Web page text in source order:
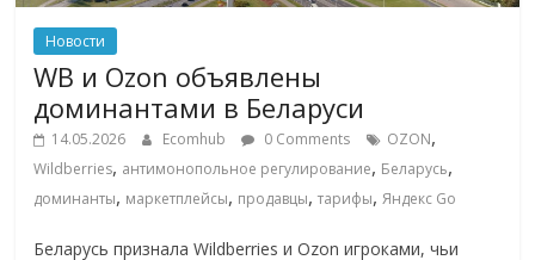
Новости
WB и Ozon объявлены
доминантами в Беларуси
14.05.2026 Ecomhub 0 Comments OZON,
Wildberries, антимонопольное регулирование, Беларусь,
доминанты, маркетплейсы, продавцы,тарифы,Яндекс Go
Беларусь признала Wildberries и Ozon игроками, чьи